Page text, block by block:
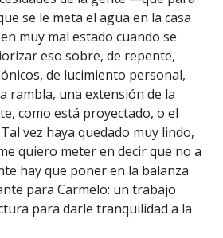
se le meta el agua en la casa
muy mal estado cuando se
eso sobre, de repente,
de lucimiento personal,
rambla, una extensión de la
como está proyectado, o el
vez haya quedado muy lindo,
quiero meter en decir que no a
hay que poner en la balanza
para Carmelo: un trabajo
para darle tranquilidad a la